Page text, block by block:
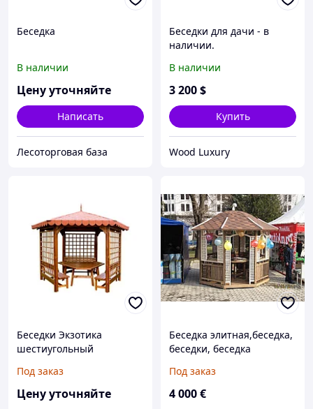
Беседка
В наличии
Цену уточняйте
Написать
Лесоторговая база
Беседки для дачи - в
наличии.
В наличии
3 200$
Купить
Wood Luxury
Беседки Экзотика
шестиугольный
Под заказ
Цену уточняйте
Беседка элитная,беседка,
беседки, беседка
дерева, беседка для сада
Под заказ
4 000€